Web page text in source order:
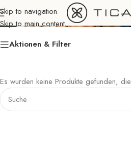
Skip to navigation
Skip to main content
Aktionen & Filter
Es wurden keine Produkte gefunden,